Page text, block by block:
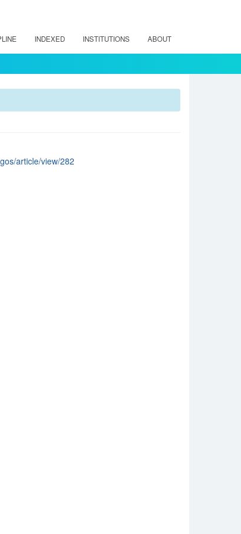
INDEXED INSTITUTIONS ABOUT
article/view/282